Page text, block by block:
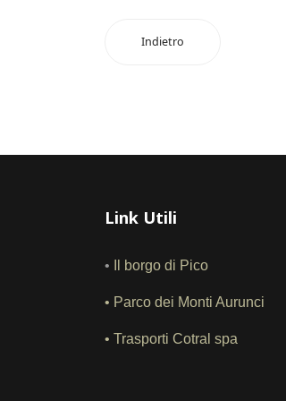
Indietro
Link Utili
• Il borgo di Pico
• Parco dei Monti Aurunci
• Trasporti Cotral spa